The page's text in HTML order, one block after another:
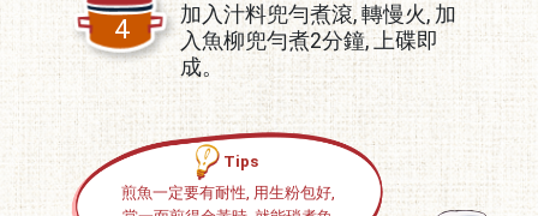
4
加入汁料兜勻煮滾, 轉慢火, 加
入魚柳兜勻煮2分鐘, 上碟即
成。
Tips
煎魚一定要有耐性, 用生粉包好,